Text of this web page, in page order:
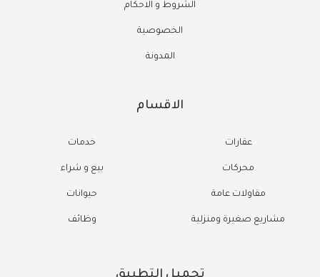
الشروط و الاحكام
الخصوصية
المدونة
الاقسام
عقارات
محركات
مقاولات عامة
مشاريع صغيرة ومنزلية
خدمات
بيع و شراء
حيوانات
وظائف